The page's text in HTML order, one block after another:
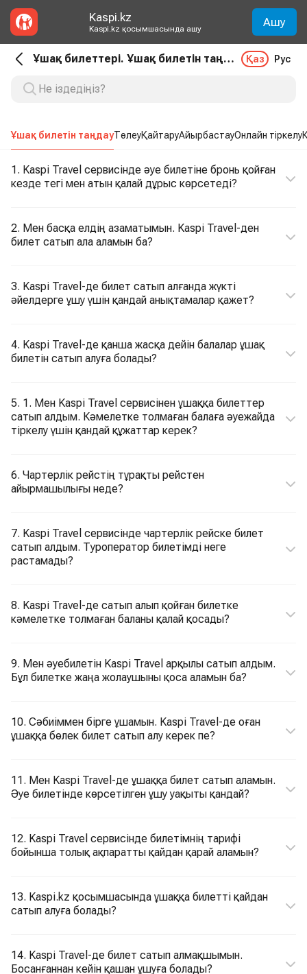
Kaspi.kz
Kaspi.kz қосымшасында ашу Ашу
Ұшақ билеттері. Ұшақ билетін таңдау Қаз Рус
Ұшақ билетін таңдауТөлеуҚайтаруАйырбастауОнлайн тіркелу
1. Kaspi Travel сервисінде әуе билетіне бронь қойған
кезде тегі мен атын қалай дұрыс көрсетеді?
2. Мен басқа елдің азаматымын. Kaspi Travel-ден
билет сатып ала аламын ба?
3. Kaspi Travel-де билет сатып алғанда жүкті
әйелдерге ұшу үшін қандай анықтамалар қажет?
4. Kaspi Travel-де қанша жасқа дейін балалар ұшақ
билетін сатып алуға болады?
5. 1. Мен Kaspi Travel сервисінен ұшаққа билеттер
сатып алдым. Кәмелетке толмаған балаға әуежайда
тіркелу үшін қандай құжаттар керек?
6. Чартерлік рейстің тұрақты рейстен
айырмашылығы неде?
7. Kaspi Travel сервисінде чартерлік рейске билет
сатып алдым. Туроператор билетімді неге
растамады?
8. Kaspi Travel-де сатып алып қойған билетке
кәмелетке толмаған баланы қалай қосады?
9. Мен әуебилетін Kaspi Travel арқылы сатып алдым.
Бұл билетке жаңа жолаушыны қоса аламын ба?
10. Сәбиіммен бірге ұшамын. Kaspi Travel-де оған
ұшаққа бөлек билет сатып алу керек пе?
11. Мен Kaspi Travel-де ұшаққа билет сатып аламын.
Әуе билетінде көрсетілген ұшу уақыты қандай?
12. Kaspi Travel сервисінде билетімнің тарифі
бойынша толық ақпаратты қайдан қарай аламын?
13. Kaspi.kz қосымшасында ұшаққа билетті қайдан
сатып алуға болады?
14. Kaspi Travel-де билет сатып алмақшымын.
Босанғаннан кейін қашан ұшуға болады?